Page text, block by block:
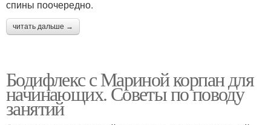
спины поочередно.
читать дальше →
Бодифлекс с Мариной корпан для
начинающих. Советы по поводу
занятий